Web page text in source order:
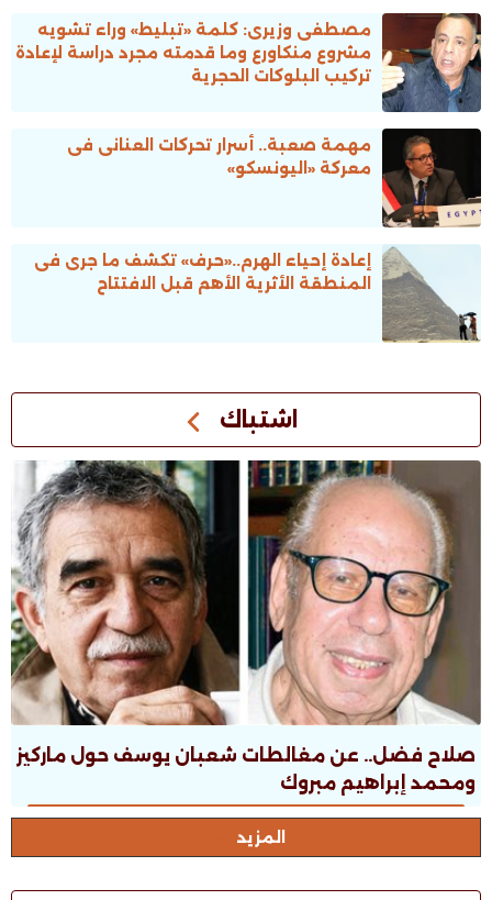
مصطفى وزيرى: كلمة «تبليط» وراء تشويه
مشروع منكاورع وما قدمته مجرد دراسة لإعادة
تركيب البلوكات الحجرية
مهمة صعبة.. أسرار تحركات العنانى فى
معركة «اليونسكو»
إعادة إحياء الهرم..«حرف» تكشف ما جرى فى
المنطقة الأثرية الأهم قبل الافتتاح
اشتباك
صلاح فضل.. عن مغالطات شعبان يوسف حول ماركيز
ومحمد إبراهيم مبروك
المزيد